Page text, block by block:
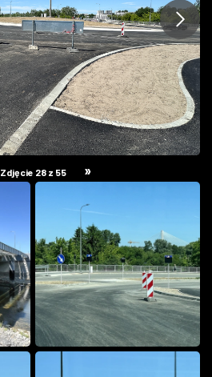
Zdjęcie 28 z 55 »